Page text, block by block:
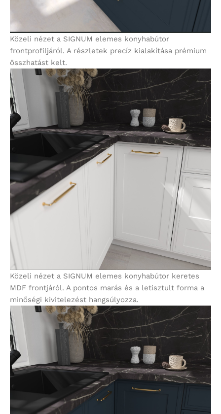
Közeli nézet a SIGNUM elemes konyhabútor
frontprofiljáról. A részletek precíz kialakítása prémium
összhatást kelt.
Közeli nézet a SIGNUM elemes konyhabútor keretes
MDF frontjáról. A pontos marás és a letisztult forma a
minőségi kivitelezést hangsúlyozza.